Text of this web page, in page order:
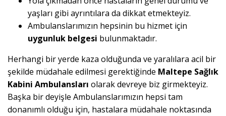
yaşları gibi ayrıntılara da dikkat etmekteyiz.
Ambulanslarımızın hepsinin bu hizmet için
uygunluk belgesi bulunmaktadır.
Herhangi bir yerde kaza olduğunda ve yaralılara acil bir
şekilde müdahale edilmesi gerektiğinde Maltepe Sağlık
Kabini Ambulansları olarak devreye biz girmekteyiz.
Başka bir deyişle Ambulanslarımızın hepsi tam
donanımlı olduğu için, hastalara müdahale noktasında